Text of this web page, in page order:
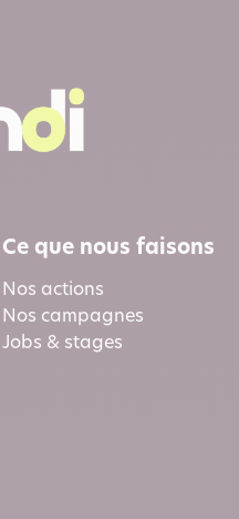
Ce que nous faisons
Nos actions
Nos campagnes
Jobs & stages